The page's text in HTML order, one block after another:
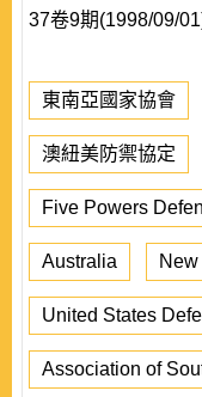
37卷9期(1998/09/
東南亞國家協會
澳紐美防禦協定
Five Powers
Australia
United States
Association of